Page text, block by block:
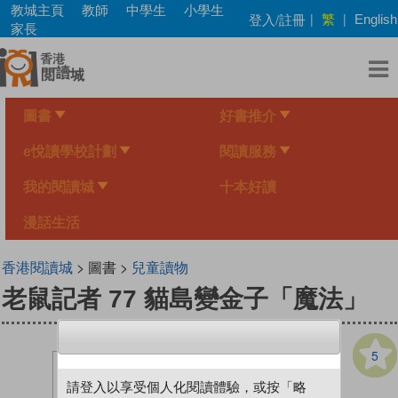
Skip
main
content
教城主頁 教師 中學生
小學生
家長
登入/註冊 | 繁 | English
圖書 好書推介
e悅讀學校計劃 閱讀服務
我的閱讀城 十本好讀
漫話生活
香港閱讀城> 圖書 > 兒童讀物
老鼠記者 77 貓島變金子「魔法」
5
請登入以享受個人化閱讀體驗，或按「略